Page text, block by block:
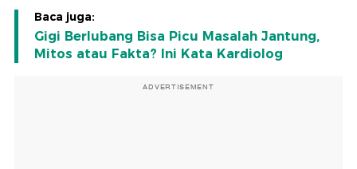
Baca juga:
Gigi Berlubang Bisa Picu Masalah Jantung,
Mitos atau Fakta? Ini Kata Kardiolog
ADVERTISEMENT